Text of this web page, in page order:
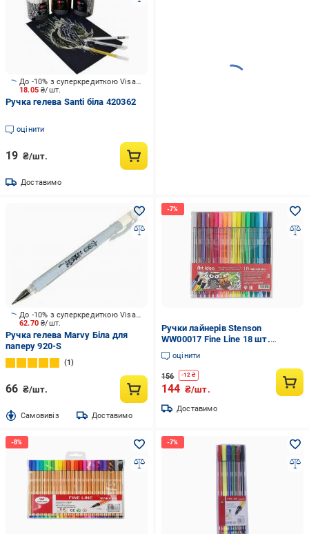
18.05₴/шт.
До -10% з суперкредиткою Visa Вигода
Ручка гелева Santi біла 420362
оцінити
19 ₴/шт.
Доставимо
62.70₴/шт.
До -10% з суперкредиткою Visa Вигода
Ручка гелева Marvy Біла для
паперу 920-S
1
66 ₴/шт.
Cамовивіз Доставимо
Ручки лайнерів Stenson
WW00017 Fine Line 18 шт.
(592983)
оцінити
156 -12 ₴
144 ₴/шт.
Доставимо